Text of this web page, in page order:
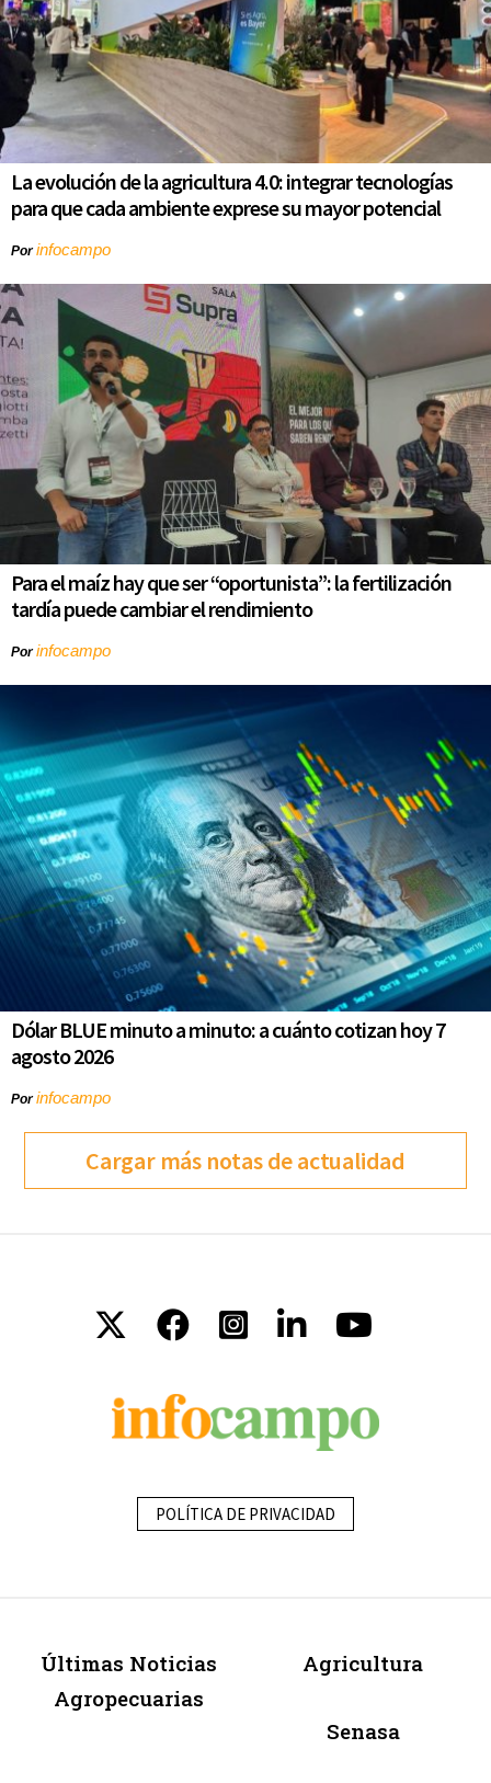
La evolución de la agricultura 4.0: integrar tecnologías
para que cada ambiente exprese su mayor potencial
Porinfocampo
Para el maíz hay que ser “oportunista”: la fertilización
tardía puede cambiar el rendimiento
Porinfocampo
Dólar BLUE minuto a minuto: a cuánto cotizan hoy 7
agosto 2026
Porinfocampo
Cargar más notas de actualidad
POLÍTICA DE PRIVACIDAD
Últimas Noticias
Agropecuarias
Agricultura
Senasa